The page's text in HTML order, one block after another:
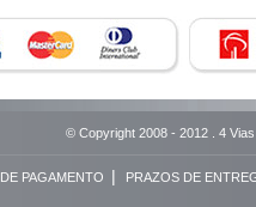
© Copyright 2008 - 2012 . 4
PAGAMENTO | PRAZOS DE